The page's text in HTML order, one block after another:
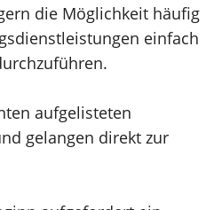
die Möglichkeit häufig
einfach
aufgelisteten
gelangen direkt zur